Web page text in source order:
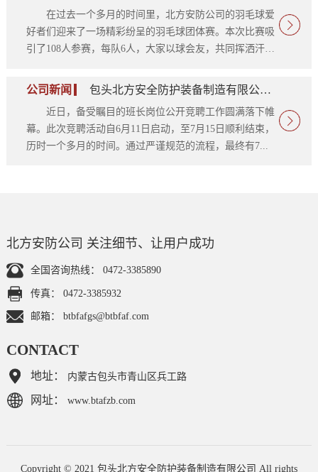
在过去一个多月的时间里，北方安防公司的羽毛球爱
好者们迎来了一场精彩纷呈的羽毛球团体赛。本次比赛吸
引了108人参赛，每队6人，大家以球会友，共同挥洒汗
公司新闻 包头北方安全防护装备制造有限公司班...
近日，备受瞩目的班长岗位公开竞聘工作圆满落下帷
幕。此次竞聘活动自6月11日启动，至7月15日顺利结束，
历时一个多月的时间。通过严谨规范的流程，最终有7...
北方安防公司 关注细节、让用户成功
全国咨询热线： 0472-3385890
传真： 0472-3385932
邮箱： btbfafgs@btbfaf.com
CONTACT
地址： 内蒙古包头市青山区兵工路
网址： www.btafzb.com
Copyright © 2021 包头北方安全防护装备制造有限公司 All rights